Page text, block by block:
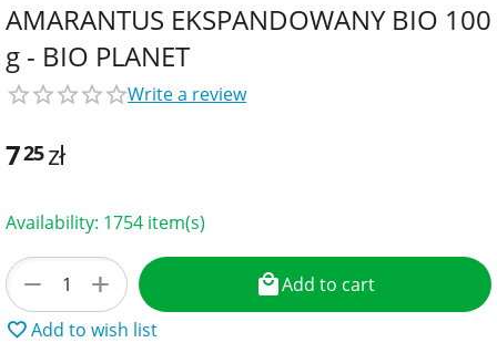
AMARANTUS EKSPANDOWANY BIO 100
g - BIO PLANET
Write a review
725zł
Availability: 1754 item(s)
+
−
Add to cart
Add to wish list